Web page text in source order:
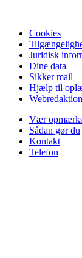
Cookies
Juridisk
Dine data
Sikker mail
Hjælp til
Webredaktion
Vær
Sådan gør du
Kontakt
Telefon